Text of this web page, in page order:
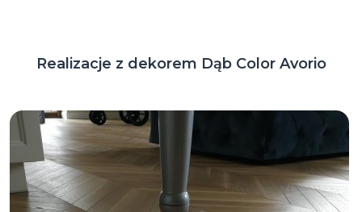
Realizacje z dekorem Dąb Color Avorio